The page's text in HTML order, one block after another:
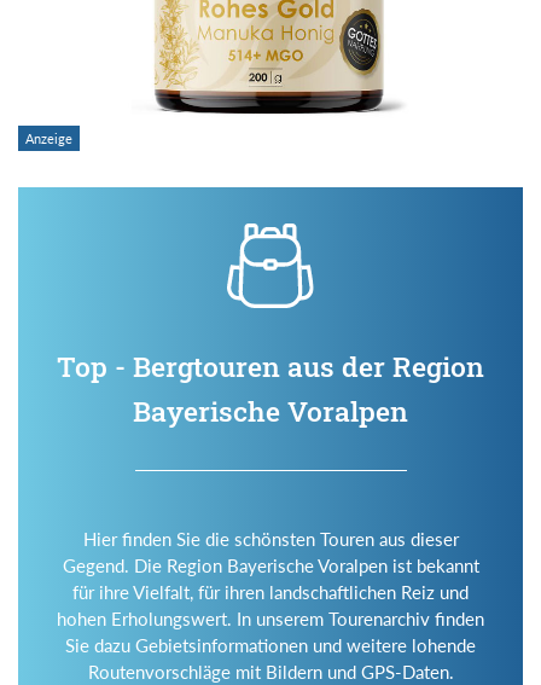
Top - Bergtouren aus der Region
Bayerische Voralpen
Hier finden Sie die schönsten Touren aus dieser
Gegend. Die Region Bayerische Voralpen ist bekannt
für ihre Vielfalt, für ihren landschaftlichen Reiz und
hohen Erholungswert. In unserem Tourenarchiv finden
Sie dazu Gebietsinformationen und weitere lohende
Routenvorschläge mit Bildern und GPS-Daten.